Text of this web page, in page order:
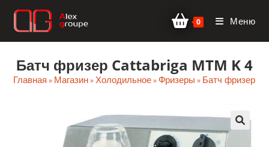
Перейти
0 Меню
Батч фризер Cattabriga MTM K 4
Главная » Магазин»Холодильное»Фризеры » Батч фризеры